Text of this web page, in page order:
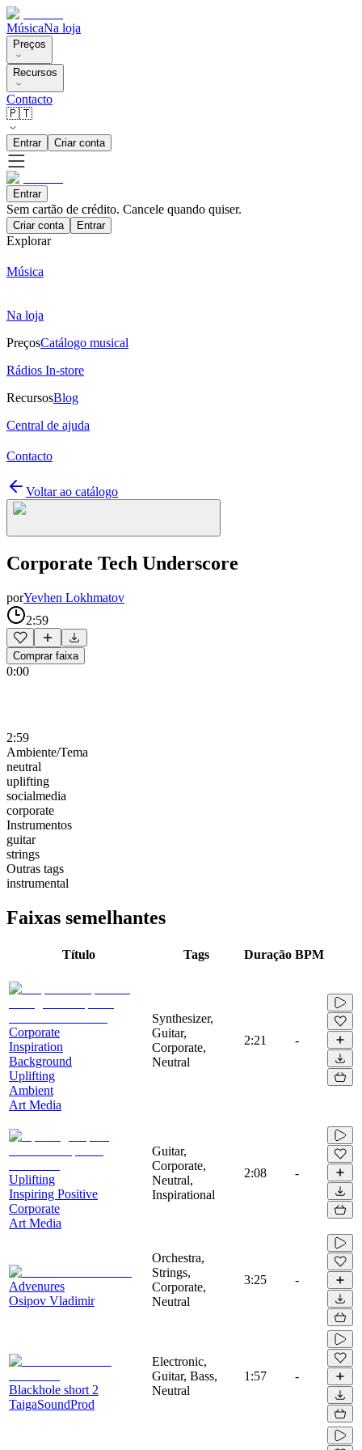
MúsicaNa loja
Preços
Recursos
Contacto
🇵🇹
Entrar Criar conta
Entrar
Sem cartão de crédito. Cancele quando quiser.
Criar conta Entrar
Explorar
Música
Na loja
PreçosCatálogo musical
Rádios In-store
RecursosBlog
Central de ajuda
Contacto
Voltar ao catálogo
Corporate Tech Underscore
porYevhen Lokhmatov
2:59
Comprar faixa
0:00
2:59
Ambiente/Tema
neutral
uplifting
socialmedia
corporate
Instrumentos
guitar
strings
Outras tags
instrumental
Faixas semelhantes
Título Tags Duração BPM
Corporate
Inspiration
Background
Uplifting
Ambient
Art Media
Synthesizer,
Guitar,
Corporate,
Neutral
2:21 -
Uplifting
Inspiring Positive
Corporate
Art Media
Guitar,
Corporate,
Neutral,
Inspirational
2:08 -
Advenures
Osipov Vladimir
Orchestra,
Strings,
Corporate,
Neutral
3:25 -
Blackhole short 2
TaigaSoundProd
Electronic,
Guitar, Bass,
Neutral
1:57 -